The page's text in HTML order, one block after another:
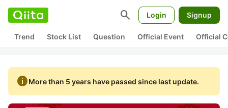
search Login Signup
Trend Stock List Question Official Event Official
infoMore than 5 years have passed since last update.